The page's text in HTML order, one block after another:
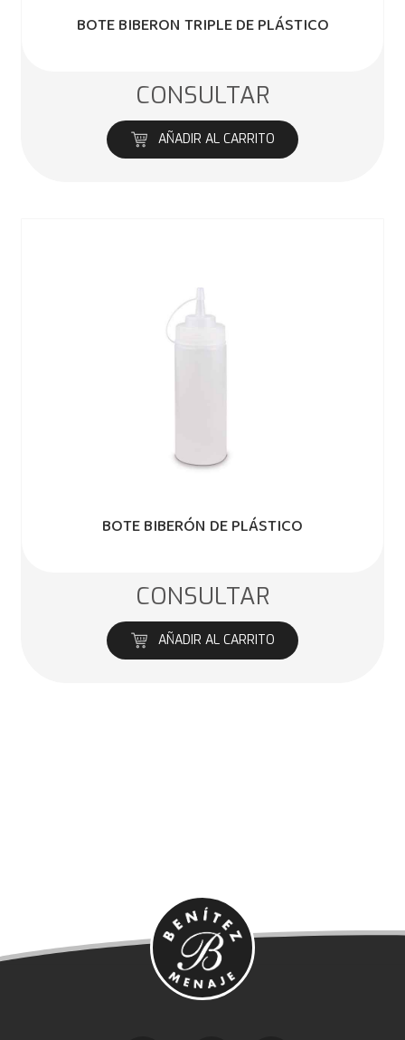
BOTE BIBERON TRIPLE DE PLÁSTICO
CONSULTAR
AÑADIR AL CARRITO
BOTE BIBERÓN DE PLÁSTICO
CONSULTAR
AÑADIR AL CARRITO